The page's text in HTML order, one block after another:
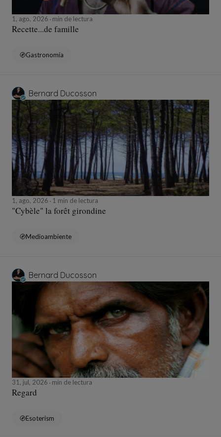
1, ago, 2026 min de lectura
Recette...de famille
Gastronomía
Bernard Ducosson
1, ago, 2026 1 min de lectura
"Cybèle" la forêt girondine
Medioambiente
Bernard Ducosson
31, jul, 2026 min de lectura
Regard
Esoterism